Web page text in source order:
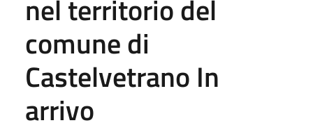
nel territorio del
comune di
Castelvetrano In
arrivo